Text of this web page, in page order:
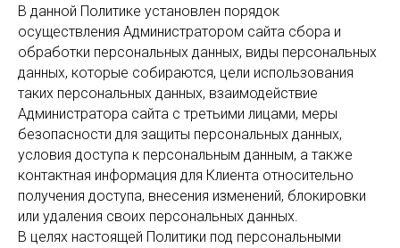
В данной Политике установлен порядок
осуществления Администратором сайта сбора и
обработки персональных данных, виды персональных
данных, которые собираются, цели использования
таких персональных данных, взаимодействие
Администратора сайта с третьими лицами, меры
безопасности для защиты персональных данных,
условия доступа к персональным данным, а также
контактная информация для Клиента относительно
получения доступа, внесения изменений, блокировки
или удаления своих персональных данных.
В целях настоящей Политики под персональными